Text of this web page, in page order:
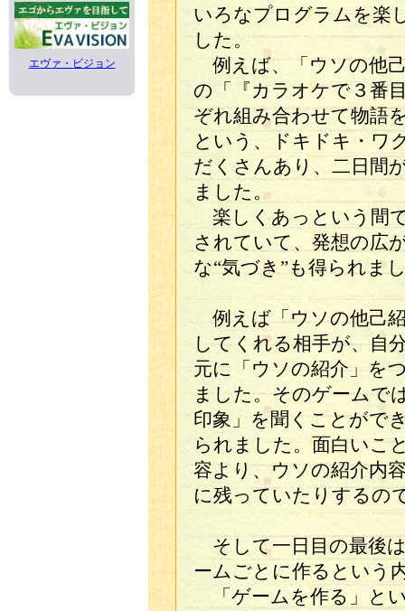
エヴァ・ビジョン
いろなプログラムを楽
した。
例えば、「ウソの他
の「『カラオケで３番
ぞれ組み合わせて物語
という、ドキドキ・ワ
だくさんあり、二日間
ました。
楽しくあっという間
されていて、発想の広
な“気づき”も得られま
例えば「ウソの他己
してくれる相手が、自
元に「ウソの紹介」を
ました。そのゲームで
印象」を聞くことがで
られました。面白いこ
容より、ウソの紹介内
に残っていたりするの
そして一日目の最後
ームごとに作るという
「ゲームを作る」と